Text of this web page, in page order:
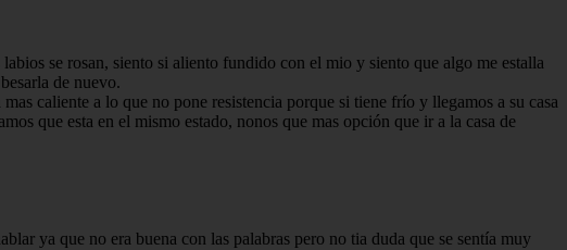
se rosan, siento si aliento fundido con el mio y siento que algo me estalla
de nuevo.
caliente a lo que no pone resistencia porque si tiene frío y llegamos a su casa
que esta en el mismo estado, nonos que mas opción que ir a la casa de
ya que no era buena con las palabras pero no tia duda que se sentía muy